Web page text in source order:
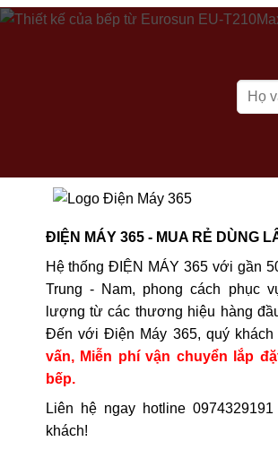
ĐIỆN MÁY 365 - MUA RẺ DÙNG
Hệ thống ĐIỆN MÁY 365 với gần
Trung - Nam, phong cách phục
lượng từ các thương hiệu hàng
Đến với Điện Máy 365, quý
vấn, Miễn phí vận chuyển lắp
bếp.
Liên hệ ngay hotline 0974329191
khách!